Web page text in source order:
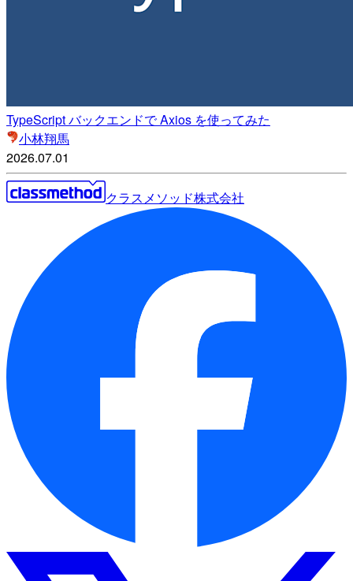
TypeScript バックエンドで Axios を使ってみた
小林翔馬
2026.07.01
クラスメソッド株式会社